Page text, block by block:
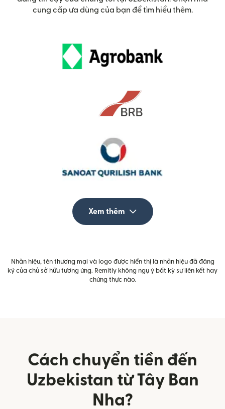
cung cấp ưa dùng của bạn để tìm hiểu thêm.
Xem thêm
Nhãn hiệu, tên thương mại và logo được hiển thị là nhãn hiệu đã đăng
ký của chủ sở hữu tương ứng. Remitly không ngụ ý bất kỳ sự liên kết hay
chứng thực nào.
Cách chuyển tiền đến
Uzbekistan từ Tây Ban
Nha?